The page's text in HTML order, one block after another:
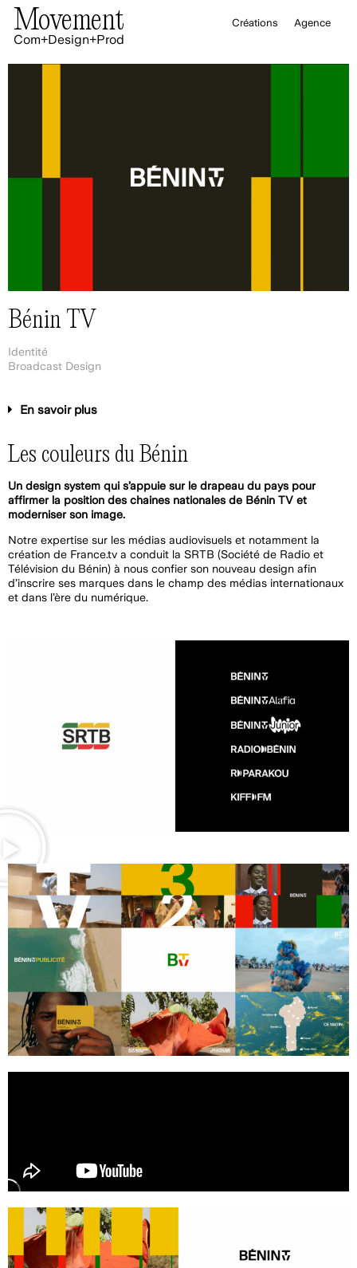
Movement
Com+Design+Prod
Créations Agence
Bénin TV
Identité
Broadcast Design
En savoir plus
Les couleurs du Bénin
Un design system qui s’appuie sur le drapeau du pays pour
affirmer la position des chaines nationales de Bénin TV et
moderniser son image.
Notre expertise sur les médias audiovisuels et notamment la
création de France.tv a conduit la SRTB (Société de Radio et
Télévision du Bénin) à nous confier son nouveau design afin
d’inscrire ses marques dans le champ des médias internationaux
et dans l’ère du numérique.